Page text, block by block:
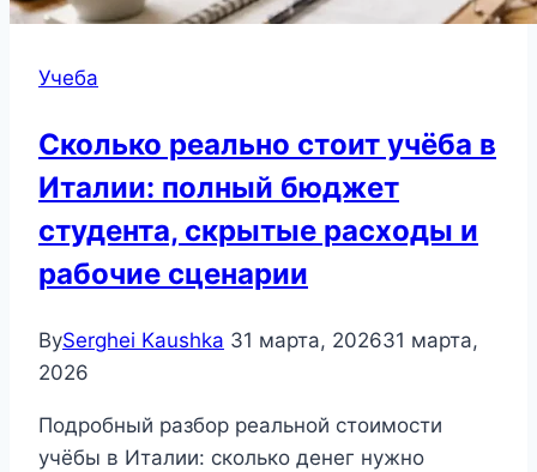
Учеба
Сколько реально стоит учёба в
Италии: полный бюджет
студента, скрытые расходы и
рабочие сценарии
BySerghei Kaushka 31 марта, 202631 марта,
2026
Подробный разбор реальной стоимости
учёбы в Италии: сколько денег нужно